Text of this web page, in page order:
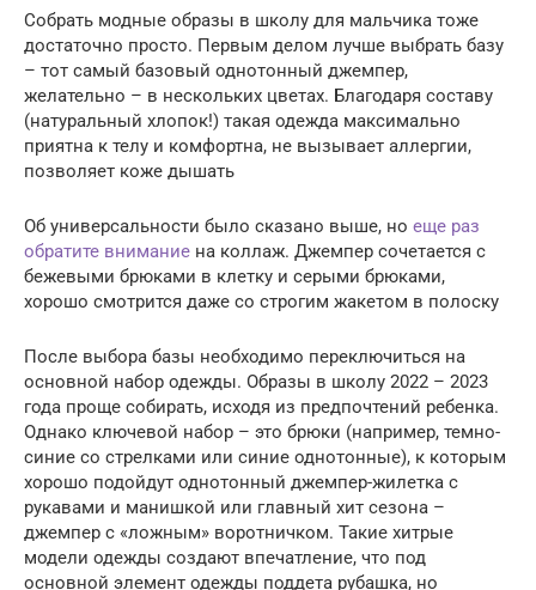
Собрать модные образы в школу для мальчика тоже
достаточно просто. Первым делом лучше выбрать базу
– тот самый базовый однотонный джемпер,
желательно – в нескольких цветах. Благодаря составу
(натуральный хлопок!) такая одежда максимально
приятна к телу и комфортна, не вызывает аллергии,
позволяет коже дышать
Об универсальности было сказано выше, но еще раз
обратите внимание на коллаж. Джемпер сочетается с
бежевыми брюками в клетку и серыми брюками,
хорошо смотрится даже со строгим жакетом в полоску
После выбора базы необходимо переключиться на
основной набор одежды. Образы в школу 2022 – 2023
года проще собирать, исходя из предпочтений ребенка.
Однако ключевой набор – это брюки (например, темно-
синие со стрелками или синие однотонные), к которым
хорошо подойдут однотонный джемпер-жилетка с
рукавами и манишкой или главный хит сезона –
джемпер с «ложным» воротничком. Такие хитрые
модели одежды создают впечатление, что под
основной элемент одежды поддета рубашка, но